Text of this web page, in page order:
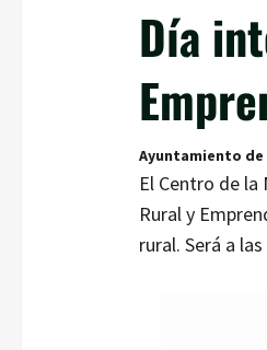
Día
Ayuntamiento de
El Centro de
Rural y
rural. Será a